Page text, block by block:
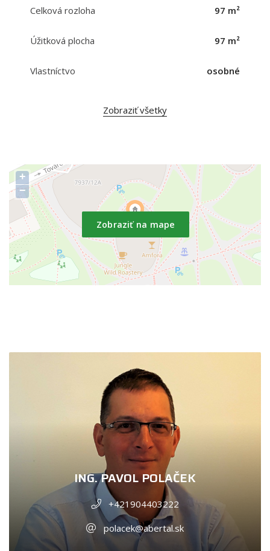
Celková rozloha 97 m²
Úžitková plocha 97 m²
Vlastníctvo osobné
Zobraziť všetky
Zobraziť na mape
+
−
ING. PAVOL POLAČEK
+421904403222
polacek@abertal.sk